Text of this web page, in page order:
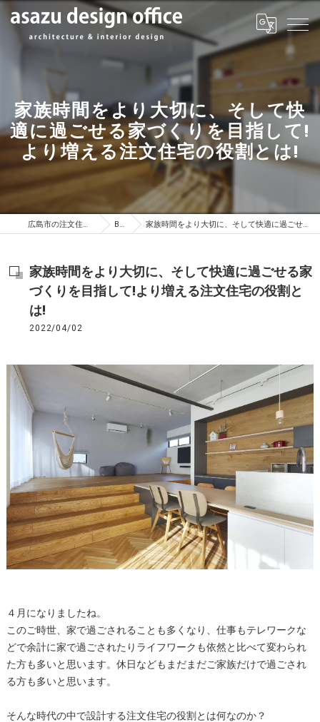
家族時間をより大切に、そして快
適に過ごせる家づくりを目指して!
より増える注文住宅の役割とは!
広島市の注文住宅はasazu design office BLOG 家族時間をより大切に、そして快適に過ごせる家づくりを目指して!より増える注文住宅の役割とは!
家族時間をより大切に、そして快適に過ごせる家
づくりを目指して!より増える注文住宅の役割と
は!
2022/04/02
４月になりましたね。
このご時世、家で過ごされることも多くなり、仕事もテレワークな
どで余計に家で過ごされたりライフワークも依然と比べて変わられ
た方も多いと思います。休日などもまだまだご家族だけで過ごされ
る方も多いと思います。
そんな時代の中で設計する注文住宅の役割とは何なのか？